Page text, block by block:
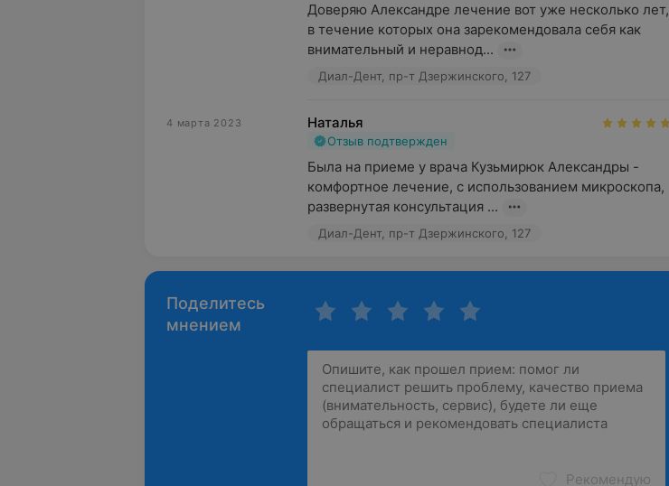
Доверяю Александре лечение вот уже несколько лет,
в течение которых она зарекомендовала себя как
внимательный и неравнод...
Диал-Дент, пр-т Дзержинского, 127
4 марта 2023 Наталья
Отзыв подтвержден
Была на приеме у врача Кузьмирюк Александры -
комфортное лечение, с использованием микроскопа,
развернутая консультация ...
Диал-Дент, пр-т Дзержинского, 127
Поделитесь
мнением
Рекомендую